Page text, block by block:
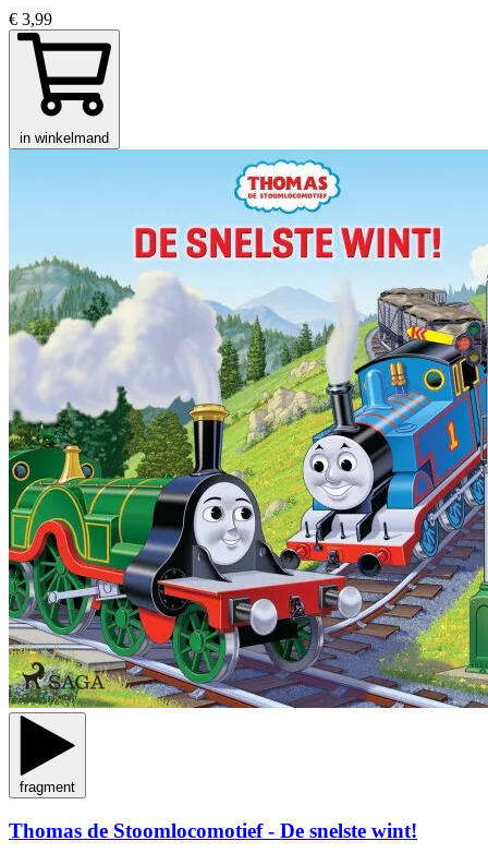
€ 3,99
in winkelmand
fragment
Thomas de Stoomlocomotief - De snelste wint!